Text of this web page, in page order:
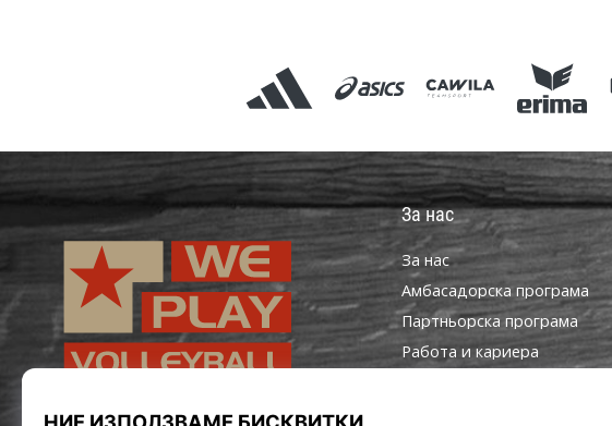
За нас
За нас
Aмбасадорска програма
Партньорска програма
Работа и кариера